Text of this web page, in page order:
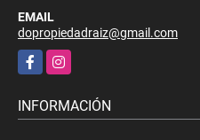
EMAIL
dopropiedadraiz@gmail.com
FacebookInstagram
INFORMACIÓN